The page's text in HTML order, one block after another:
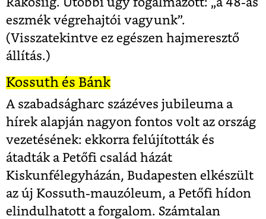
Rákosiig. Utóbbi úgy fogalmazott: „a 48-as
eszmék végrehajtói vagyunk”.
(Visszatekintve ez egészen hajmeresztő
állítás.)
Kossuth és Bánk
A szabadságharc százéves jubileuma a
hírek alapján nagyon fontos volt az ország
vezetésének: ekkorra felújították és
átadták a Petőfi család házát
Kiskunfélegyházán, Budapesten elkészült
az új Kossuth-mauzóleum, a Petőfi hídon
elindulhatott a forgalom. Számtalan